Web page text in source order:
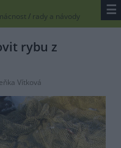
/ rady a návody ☰
rybu z
Vítková